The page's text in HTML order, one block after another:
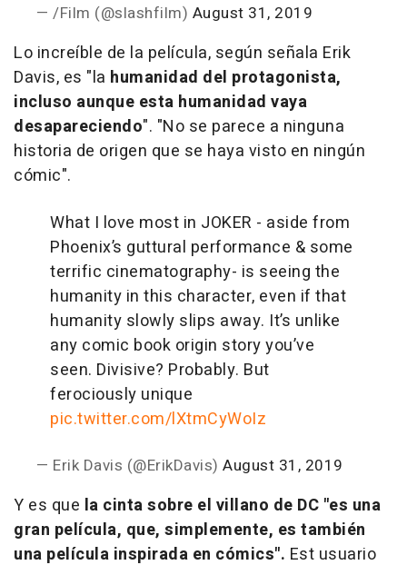
— /Film (@slashfilm) August 31, 2019
Lo increíble de la película, según señala Erik
Davis, es "la humanidad del protagonista,
incluso aunque esta humanidad vaya
desapareciendo". "No se parece a ninguna
historia de origen que se haya visto en ningún
cómic".
What I love most in JOKER - aside from
Phoenix’s guttural performance & some
terrific cinematography- is seeing the
humanity in this character, even if that
humanity slowly slips away. It’s unlike
any comic book origin story you’ve
seen. Divisive? Probably. But
ferociously unique
pic.twitter.com/lXtmCyWoIz
— Erik Davis (@ErikDavis) August 31, 2019
Y es que la cinta sobre el villano de DC "es una
gran película, que, simplemente, es también
una película inspirada en cómics". Est usuario